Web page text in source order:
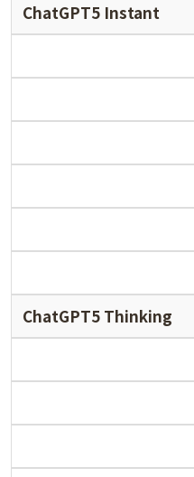
ChatGPT5 Instant
ChatGPT5 Thinking